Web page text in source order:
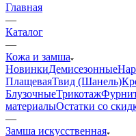
Главная
—
Каталог
—
Кожа и замша
НовинкиДемисезонные
ПлащеваяТвид (Шанель)
БлузочныеТрикотаж
материалыОстатки со
—
Замша искусственная